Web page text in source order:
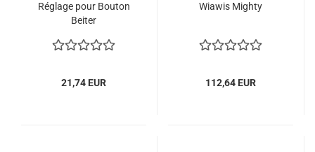
Réglage pour Bouton
Beiter
21,74 EUR
Wiawis Mighty
112,64 EUR